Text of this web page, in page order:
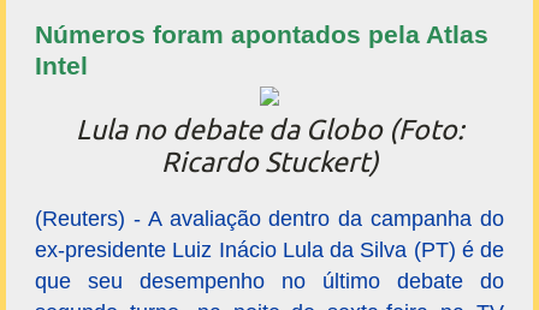
Números foram apontados pela Atlas
Intel
Lula no debate da Globo (Foto:
Ricardo Stuckert)
(Reuters) - A avaliação dentro da campanha do
ex-presidente Luiz Inácio Lula da Silva (PT) é de
que seu desempenho no último debate do